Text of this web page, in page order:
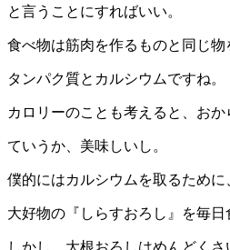
と言うことにすればいい。
食べ物は筋肉を作るものと同じ物
タンパク質とカルシウムですね。
カロリーのことも考えると、おか
ていうか、美味しいし。
僕的にはカルシウムを取るため
大好物の『しらすおろし』を毎日